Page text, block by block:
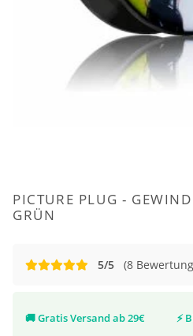
PICTURE PLUG -
GRÜN
5/5 (8
🚚Gratis Versand ab 29€ ⚡